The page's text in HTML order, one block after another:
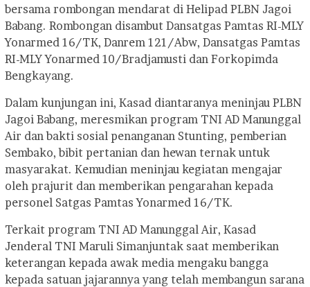
bersama rombongan mendarat di Helipad PLBN Jagoi
Babang. Rombongan disambut Dansatgas Pamtas RI-MLY
Yonarmed 16/TK, Danrem 121/Abw, Dansatgas Pamtas
RI-MLY Yonarmed 10/Bradjamusti dan Forkopimda
Bengkayang.
Dalam kunjungan ini, Kasad diantaranya meninjau PLBN
Jagoi Babang, meresmikan program TNI AD Manunggal
Air dan bakti sosial penanganan Stunting, pemberian
Sembako, bibit pertanian dan hewan ternak untuk
masyarakat. Kemudian meninjau kegiatan mengajar
oleh prajurit dan memberikan pengarahan kepada
personel Satgas Pamtas Yonarmed 16/TK.
Terkait program TNI AD Manunggal Air, Kasad
Jenderal TNI Maruli Simanjuntak saat memberikan
keterangan kepada awak media mengaku bangga
kepada satuan jajarannya yang telah membangun sarana